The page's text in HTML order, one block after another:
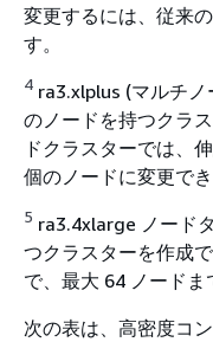
変更するには、従来
す。
4 ra3.xlplus (マルチ
のノードを持つクラ
ドクラスターでは、
個のノードに変更でき
5 ra3.4xlarge ノード
つクラスターを作成
で、最大 64 ノードま
次の表は、高密度コ